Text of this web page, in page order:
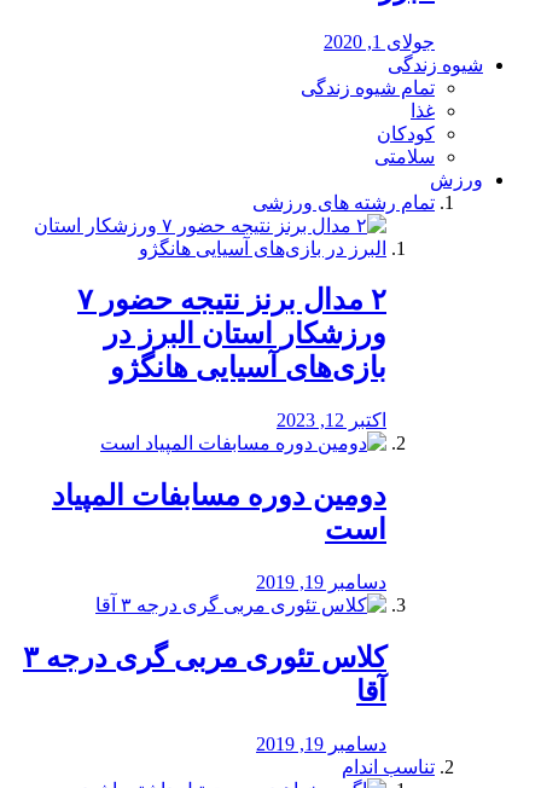
جولای 1, 2020
شیوه زندگی
تمام شیوه زندگی
غذا
کودکان
سلامتی
ورزش
تمام رشته های ورزشی
۲ مدال برنز نتیجه حضور ۷
ورزشکار استان البرز در
بازی‌های آسیایی هانگژو
اکتبر 12, 2023
دومین دوره مسابفات المپیاد
است
دسامبر 19, 2019
کلاس تئوری مربی گری درجه ۳
آقا
دسامبر 19, 2019
تناسب اندام